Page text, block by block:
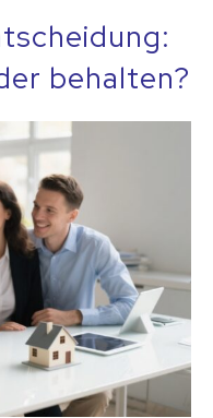
behalten?